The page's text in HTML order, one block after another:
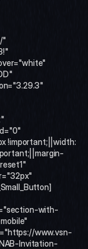
"
!important;||width:
with-
www.vsn-
Invitation-